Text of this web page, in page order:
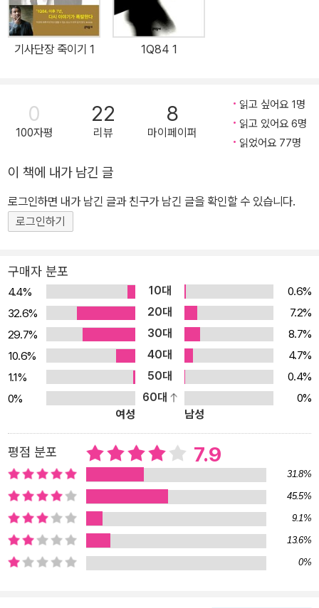
기사단장 죽이기 1 1Q84 1
0
100자평
22
리뷰
8
마이페이퍼
읽고 싶어요 1명
읽고 있어요 6명
읽었어요 77명
이 책에 내가 남긴 글
로그인하면 내가 남긴 글과 친구가 남긴 글을 확인할 수 있습니다.
로그인하기
구매자 분포
4.4% 10대
0.6%
32.6%
20대
7.2%
29.7%
30대
8.7%
10.6%
40대
4.7%
1.1%
50대
0.4%
0%
60대
0%
여성
남성
평점 분포 7.9
31.8%
45.5%
9.1%
13.6%
0%